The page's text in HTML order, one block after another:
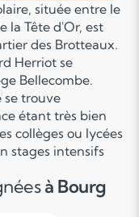
située entre le
la Tête d'Or, est
des Brotteaux.
Herriot se
Bellecombe.
se trouve
étant très bien
collèges ou lycées
stages intensifs
à Bourg